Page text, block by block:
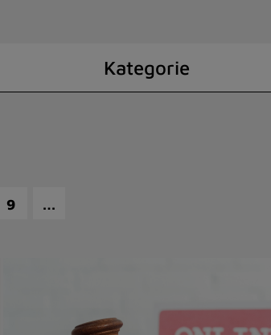
Kategorie
9 …